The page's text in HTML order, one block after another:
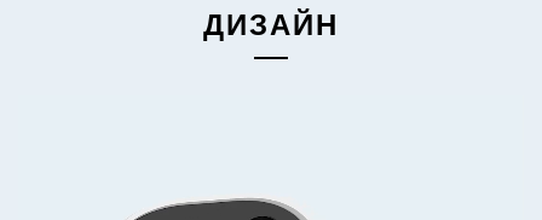
ДИЗАЙН